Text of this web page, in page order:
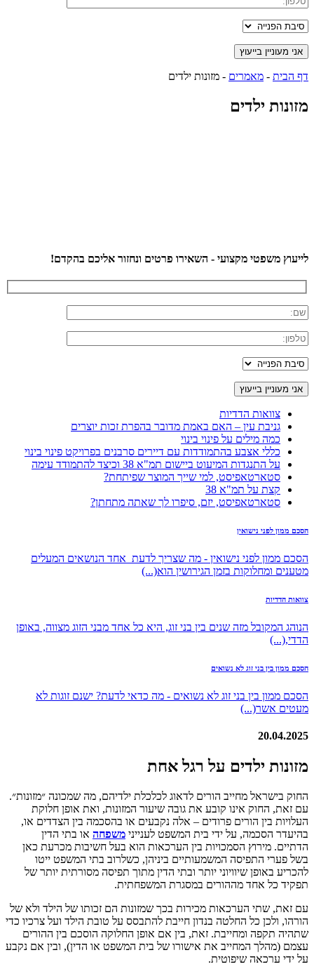
דף הבית - מאמרים - מזונות ילדים
מזונות ילדים
לייעוץ משפטי מקצועי - השאירו פרטים ונחזור אליכם בהקדם!
צוואות הדדיות
גניבת עין – האם באמת מדובר בהפרת זכות יוצרים
כמה מילים על פינוי בינוי
כללי אצבע בהתמודדות עם דיירים סרבנים בפרויקט פינוי בינוי
על התנגדות המיעוט ביישום תמ"א 38 וכיצד להתמודד עימה
סטארטאפיסט, למי שייך המוצר שפיתחת?
קצת על תמ"א 38
סטארטאפיסט, יזם, סיפרו לך שאתה מתחתן?
הסכם ממון לפני נישואין
הסכם ממון לפני נישואין - מה שצריך לדעת אחד הנושאים המעלים
מטענים ומחלוקות בזמן הגירושין הוא(...)
צוואות הדדיות
הנוהג המקובל מזה שנים בין בני זוג, היא כל אחד מבני הזוג מצווה, באופן
הדדי,(...)
הסכם ממון בין בני זוג לא נשואים
הסכם ממון בין בני זוג לא נשואים - מה כדאי לדעת? ישנם זוגות לא
מעטים אשר(...)
20.04.2025
מזונות ילדים על רגל אחת
החוק בישראל מחייב הורים לדאוג לכלכלת ילדיהם, מה שמכונה ״מזונות״.
עם זאת, החוק אינו קובע את גובה שיעור המזונות, ואת אופן חלוקת
העלויות בין הורים פרודים – אלה נקבעים או בהסכמה בין הצדדים או,
בהיעדר הסכמה, על ידי בית המשפט לענייני משפחה או בתי הדין
הדתיים. מירוץ הסמכויות בין הערכאות הוא בעל חשיבות מכרעת כאן
בשל פערי התפיסה המשמעותיים ביניהן, כשלרוב בתי המשפט ייטו
להכריע באופן שיוויוני יותר ובתי הדין מתוך תפיסה מסורתית יותר של
תפקיד כל אחד מההורים במסגרת המשפחתית.
עם זאת, שתי הערכאות מכירות בכך שמזונות הם זכותו של הילד ולא של
הורהו, ולכן כל החלטה בנדון חייבת להתבסס על טובת הילד ועל צרכיו כדי
שתהיה תקפה ומחייבת. זאת, בין אם אופן החלוקה הוסכם בין ההורים
עצמם (מהלך המחייב את אישורו של בית המשפט או הדין), ובין אם נקבע
על ידי ערכאה שיפוטית.